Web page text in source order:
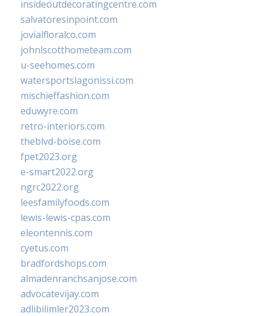
insideoutdecoratingcentre.com
salvatoresinpoint.com
jovialfloralco.com
johnlscotthometeam.com
u-seehomes.com
watersportslagonissi.com
mischieffashion.com
eduwyre.com
retro-interiors.com
theblvd-boise.com
fpet2023.org
e-smart2022.org
ngrc2022.org
leesfamilyfoods.com
lewis-lewis-cpas.com
eleontennis.com
cyetus.com
bradfordshops.com
almadenranchsanjose.com
advocatevijay.com
adlibilimler2023.com